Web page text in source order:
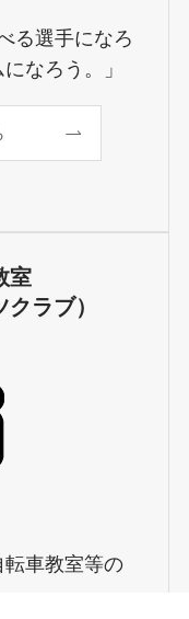
る選手になろ
なろう。」
室
ラブ）
車教室等の